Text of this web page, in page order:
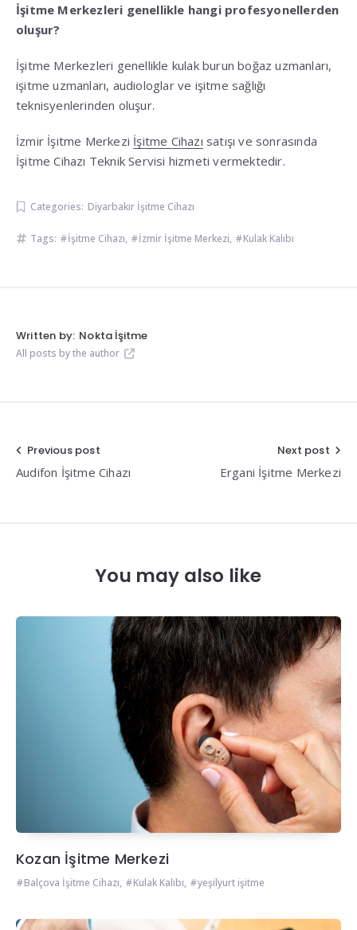
İşitme Merkezleri genellikle hangi profesyonellerden
oluşur?
İşitme Merkezleri genellikle kulak burun boğaz uzmanları,
işitme uzmanları, audiologlar ve işitme sağlığı
teknisyenlerinden oluşur.
İzmir İşitme Merkezi İşitme Cihazı satışı ve sonrasında
İşitme Cihazı Teknik Servisi hizmeti vermektedir.
Categories: Diyarbakır İşitme Cihazı
Tags: İşitme Cihazı, İzmir İşitme Merkezi, Kulak Kalıbı
Written by: Nokta İşitme
All posts by the author
Yazı
gezinmesi
Previous post
Audifon İşitme Cihazı
Next post
Ergani İşitme Merkezi
You may also like
Kozan İşitme Merkezi
Balçova İşitme Cihazı, Kulak Kalıbı, yeşilyurt işitme